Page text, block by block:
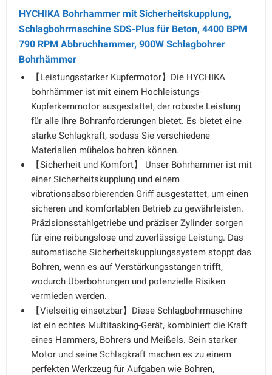
HYCHIKA Bohrhammer mit Sicherheitskupplung,
Schlagbohrmaschine SDS-Plus für Beton, 4400 BPM
790 RPM Abbruchhammer, 900W Schlagbohrer
Bohrhämmer
【Leistungsstarker Kupfermotor】Die HYCHIKA
bohrhämmer ist mit einem Hochleistungs-
Kupferkernmotor ausgestattet, der robuste Leistung
für alle Ihre Bohranforderungen bietet. Es bietet eine
starke Schlagkraft, sodass Sie verschiedene
Materialien mühelos bohren können.
【Sicherheit und Komfort】 Unser Bohrhammer ist mit
einer Sicherheitskupplung und einem
vibrationsabsorbierenden Griff ausgestattet, um einen
sicheren und komfortablen Betrieb zu gewährleisten.
Präzisionsstahlgetriebe und präziser Zylinder sorgen
für eine reibungslose und zuverlässige Leistung. Das
automatische Sicherheitskupplungssystem stoppt das
Bohren, wenn es auf Verstärkungsstangen trifft,
wodurch Überbohrungen und potenzielle Risiken
vermieden werden.
【Vielseitig einsetzbar】Diese Schlagbohrmaschine
ist ein echtes Multitasking-Gerät, kombiniert die Kraft
eines Hammers, Bohrers und Meißels. Sein starker
Motor und seine Schlagkraft machen es zu einem
perfekten Werkzeug für Aufgaben wie Bohren,